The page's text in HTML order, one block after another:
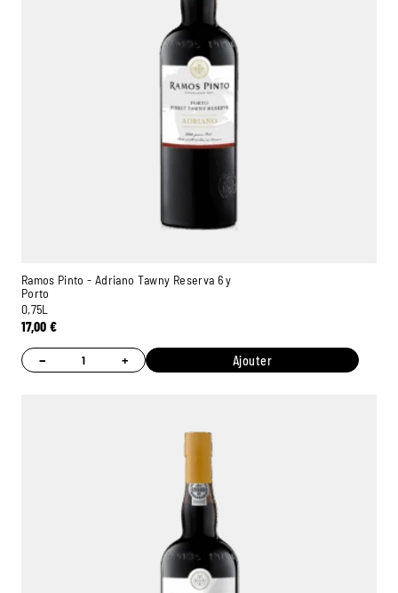
Ramos Pinto - Adriano Tawny Reserva 6 y
Porto
0,75L
17,00€
− + Ajouter